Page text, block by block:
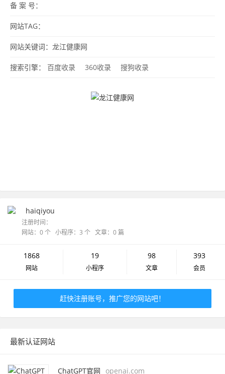
备 案 号：
网站TAG：
网站关键词：龙江健康网
搜索引擎： 百度收录 360收录 搜狗收录
haiqiyou
注册时间：
网站：0 个 小程序：3 个 文章：0 篇
1868
网站
19
小程序
98
文章
393
会员
赶快注册账号，推广您的网站吧！
最新认证网站
ChatGPT官网 openai.com